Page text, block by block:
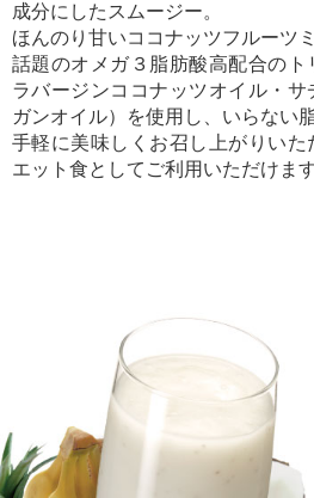
成分にしたスムージー。
ほんのり甘いココナッツフルーツ
話題のオメガ３脂肪酸高配合のト
ラバージンココナッツオイル・
ガンオイル）を使用し、いらない
手軽に美味しくお召し上がりいた
エット食としてご利用いただけます